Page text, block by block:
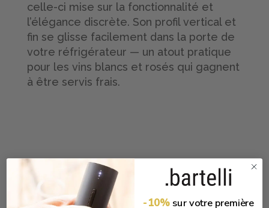
celle-ci mise sur la fonctionnalité et
l’élégance discrète. Son profil vertical et
fin se glisse facilement dans la porte de
votre réfrigérateur — un atout pratique
pour les vins blancs et rosés qui gagnent
à être servis frais.
-10%sur votre première